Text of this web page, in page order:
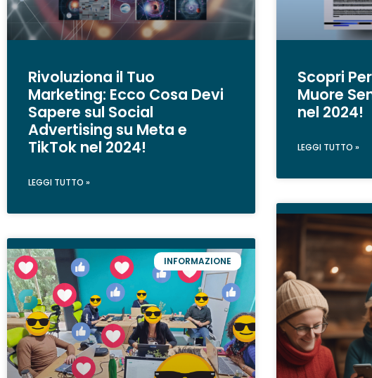
Rivoluziona il Tuo
Marketing: Ecco Cosa Devi
Sapere sul Social
Advertising su Meta e
TikTok nel 2024!
LEGGI TUTTO »
Scopri
Muore
nel 2024!
LEGGI TUTTO »
INFORMAZIONE